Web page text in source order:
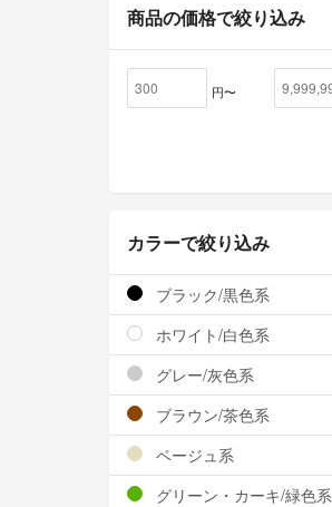
商品の価格で絞り込み
円〜
カラーで絞り込み
ブラック/黒色系
ホワイト/白色系
グレー/灰色系
ブラウン/茶色系
ベージュ系
グリーン・カーキ/緑色系